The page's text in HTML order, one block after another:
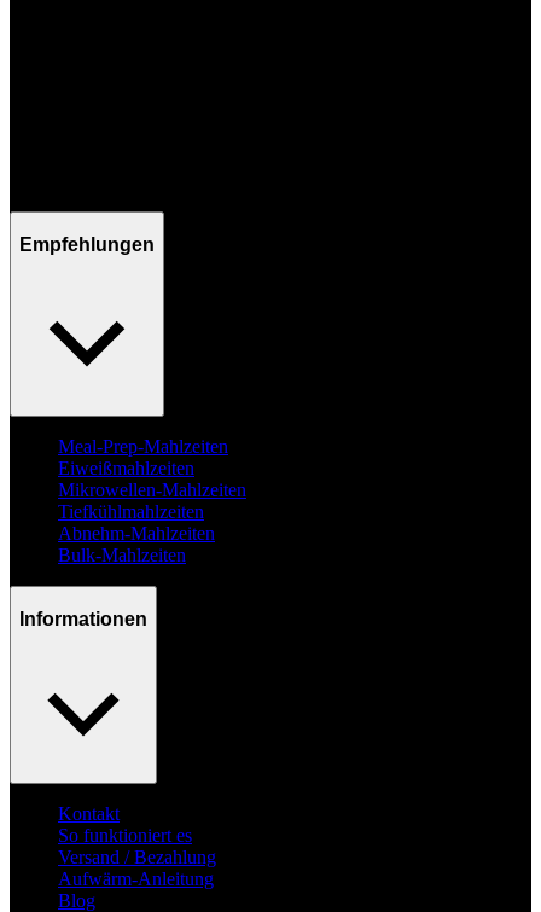
Empfehlungen
Meal-Prep-Mahlzeiten
Eiweißmahlzeiten
Mikrowellen-Mahlzeiten
Tiefkühlmahlzeiten
Abnehm-Mahlzeiten
Bulk-Mahlzeiten
Informationen
Kontakt
So funktioniert es
Versand / Bezahlung
Aufwärm-Anleitung
Blog